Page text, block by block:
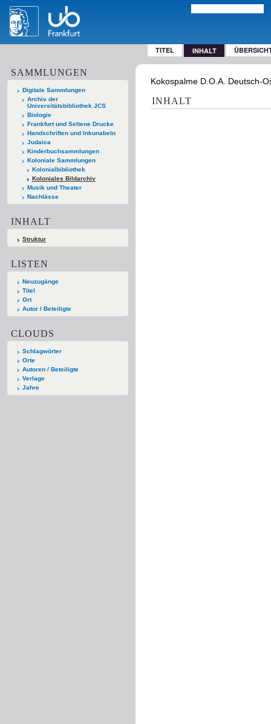
TITEL INHALT
SAMMLUNGEN
Digitale Sammlungen
Archiv der
Universitätsbibliothek JCS
Biologie
Frankfurt und Seltene Drucke
Handschriften und Inkunabeln
Judaica
Kinderbuchsammlungen
Koloniale Sammlungen
Kolonialbibliothek
Koloniales Bildarchiv
Musik und Theater
Nachlässe
INHALT
Struktur
LISTEN
Neuzugänge
Titel
Ort
Autor / Beteiligte
CLOUDS
Schlagwörter
Orte
Autoren / Beteiligte
Verlage
Jahre
Kokospalme D.O.A. Deutsch-
INHALT